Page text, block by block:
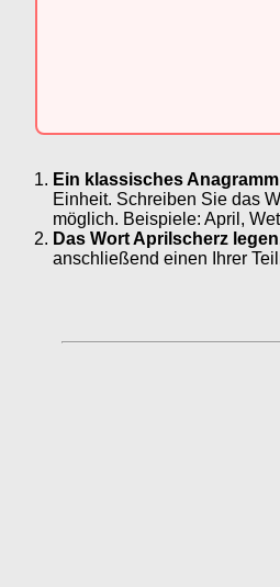
Ein klassisches
Einheit. Schreiben Sie das
möglich. Beispiele: April,
Das Wort Aprilscherz
anschließend einen Ihrer